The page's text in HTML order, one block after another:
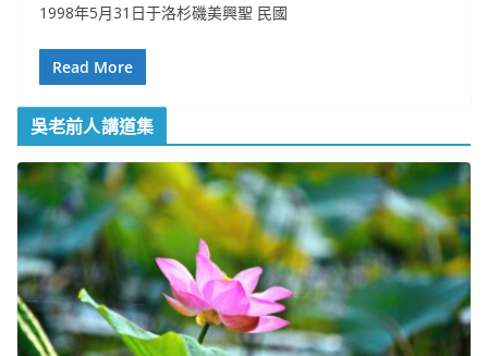
1998年5月31日于洛杉磯美興聖 民國
Read More
吳老前人講道集